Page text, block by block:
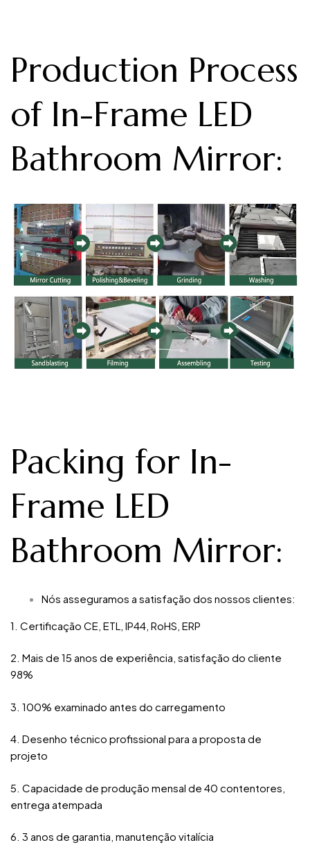
Production Process
of In-Frame LED
Bathroom Mirror:
Packing for In-
Frame LED
Bathroom Mirror:
Nós asseguramos a satisfação dos nossos clientes:
1. Certificação CE, ETL, IP44, RoHS, ERP
2. Mais de 15 anos de experiência, satisfação do cliente
98%
3. 100% examinado antes do carregamento
4. Desenho técnico profissional para a proposta de
projeto
5. Capacidade de produção mensal de 40 contentores,
entrega atempada
6. 3 anos de garantia, manutenção vitalícia